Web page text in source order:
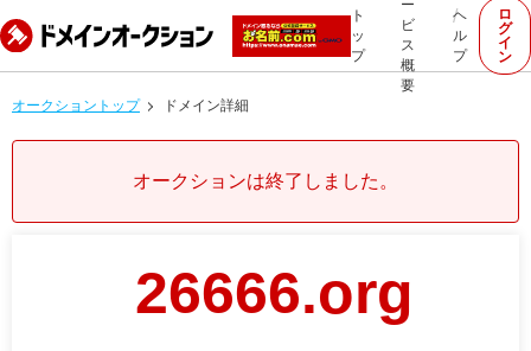
ト
ッ
プ
ー
ビ
ス
概
要
ヘ
ル
プ
ロ
グ
イ
ン
オークショントップ ドメイン詳細
オークションは終了しました。
26666.org